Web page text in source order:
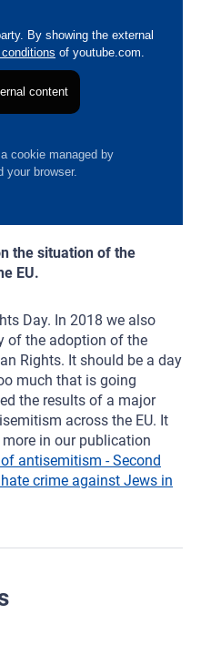
the situation of the
EU.
Day. In 2018 we also
of the adoption of the
Rights. It should be a day
much that is going
the results of a major
across the EU. It
in our publication
antisemitism - Second
crime against Jews in